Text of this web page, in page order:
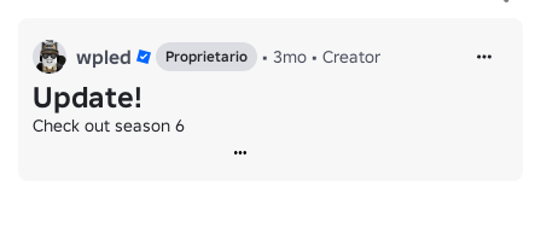
wpled Proprietario • 3mo • Creator
Update!
Check out season 6